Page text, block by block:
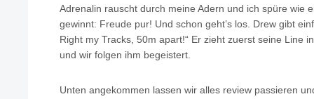
Adrenalin rauscht durch meine Adern und ich spüre wie
gewinnt: Freude pur! Und schon geht’s los. Drew gibt
Right my Tracks, 50m apart!“ Er zieht zuerst seine Line
und wir folgen ihm begeistert.
Unten angekommen lassen wir alles review passieren